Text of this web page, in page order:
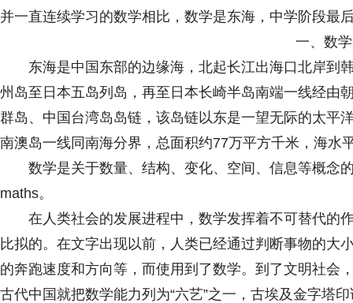
并一直连续学习的数学相比，数学是东海，中学阶段
一、数
东海是中国东部的边缘海，北起长江出海口北岸到
州岛至日本五岛列岛，再至日本长崎半岛南端一线经由
群岛、中国台湾岛岛链，该岛链以东是一望无际的太平
南澳岛一线同南海分界，总面积约77万平方千米，海
数学是关于数量、结构、变化、空间、信息等概念
maths。
在人类社会的发展进程中，数学发挥着不可替代的
比拟的。在文字出现以前，人类已经通过判断事物的大
的奔跑速度和方向等，而使用到了数学。到了文明社会
古代中国就把数学能力列为“六艺”之一，古埃及金字塔